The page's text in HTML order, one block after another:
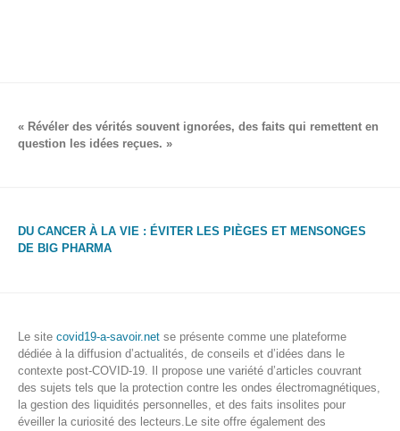
« Révéler des vérités souvent ignorées, des faits qui remettent en
question les idées reçues. »
DU CANCER À LA VIE : ÉVITER LES PIÈGES ET MENSONGES
DE BIG PHARMA
Le site covid19-a-savoir.netse présente comme une plateforme
dédiée à la diffusion d’actualités, de conseils et d’idées dans le
contexte post-COVID-19. Il propose une variété d’articles couvrant
des sujets tels que la protection contre les ondes électromagnétiques,
la gestion des liquidités personnelles, et des faits insolites pour
éveiller la curiosité des lecteurs.Le site offre également des